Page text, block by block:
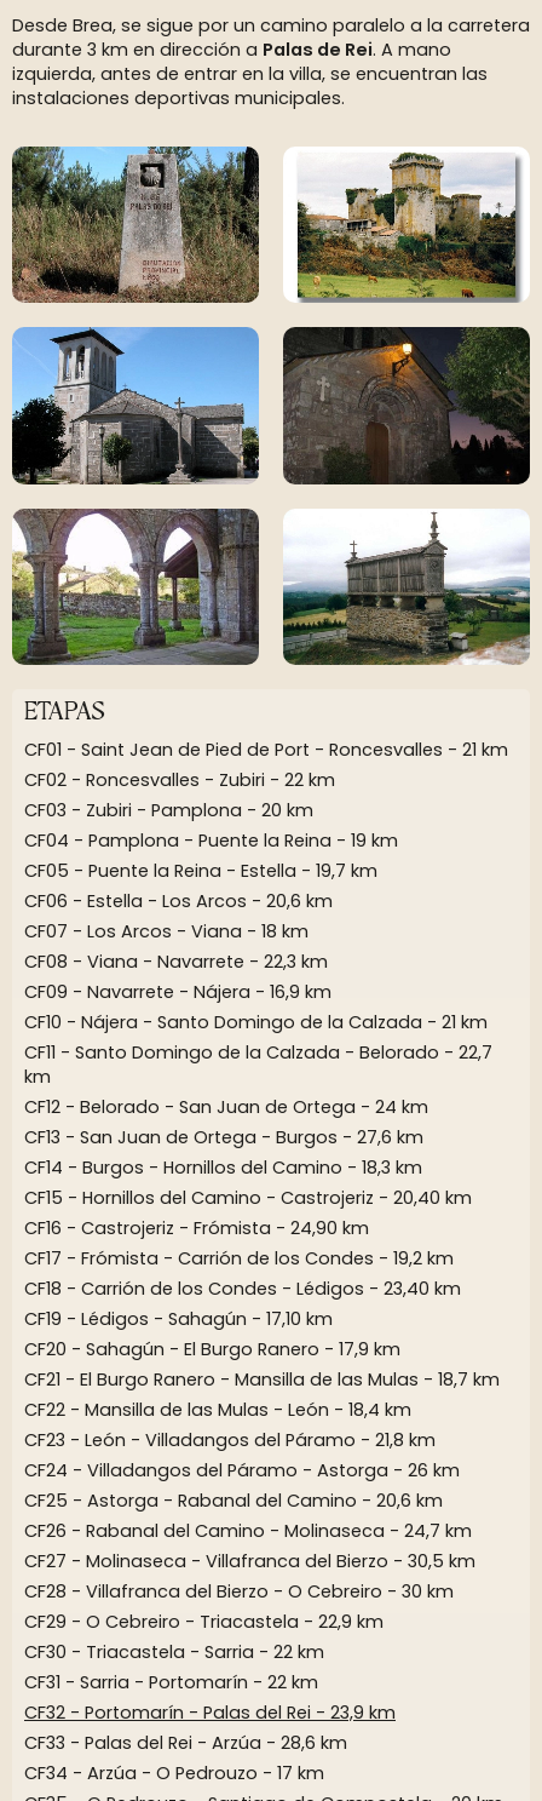
Desde Brea, se sigue por un camino paralelo a la carretera
durante 3 km en dirección a Palas de Rei. A mano
izquierda, antes de entrar en la villa, se encuentran las
instalaciones deportivas municipales.
ETAPAS
CF01 - Saint Jean de Pied de Port - Roncesvalles - 21 km
CF02 - Roncesvalles - Zubiri - 22 km
CF03 - Zubiri - Pamplona - 20 km
CF04 - Pamplona - Puente la Reina - 19 km
CF05 - Puente la Reina - Estella - 19,7 km
CF06 - Estella - Los Arcos - 20,6 km
CF07 - Los Arcos - Viana - 18 km
CF08 - Viana - Navarrete - 22,3 km
CF09 - Navarrete - Nájera - 16,9 km
CF10 - Nájera - Santo Domingo de la Calzada - 21 km
CF11 - Santo Domingo de la Calzada - Belorado - 22,7
km
CF12 - Belorado - San Juan de Ortega - 24 km
CF13 - San Juan de Ortega - Burgos - 27,6 km
CF14 - Burgos - Hornillos del Camino - 18,3 km
CF15 - Hornillos del Camino - Castrojeriz - 20,40 km
CF16 - Castrojeriz - Frómista - 24,90 km
CF17 - Frómista - Carrión de los Condes - 19,2 km
CF18 - Carrión de los Condes - Lédigos - 23,40 km
CF19 - Lédigos - Sahagún - 17,10 km
CF20 - Sahagún - El Burgo Ranero - 17,9 km
CF21 - El Burgo Ranero - Mansilla de las Mulas - 18,7 km
CF22 - Mansilla de las Mulas - León - 18,4 km
CF23 - León - Villadangos del Páramo - 21,8 km
CF24 - Villadangos del Páramo - Astorga - 26 km
CF25 - Astorga - Rabanal del Camino - 20,6 km
CF26 - Rabanal del Camino - Molinaseca - 24,7 km
CF27 - Molinaseca - Villafranca del Bierzo - 30,5 km
CF28 - Villafranca del Bierzo - O Cebreiro - 30 km
CF29 - O Cebreiro - Triacastela - 22,9 km
CF30 - Triacastela - Sarria - 22 km
CF31 - Sarria - Portomarín - 22 km
CF32 - Portomarín - Palas del Rei - 23,9 km
CF33 - Palas del Rei - Arzúa - 28,6 km
CF34 - Arzúa - O Pedrouzo - 17 km